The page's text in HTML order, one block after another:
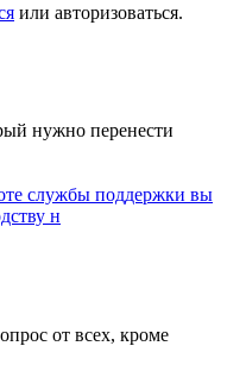
или авторизоваться.
нужно перенести
службы поддержки вы
н
от всех, кроме